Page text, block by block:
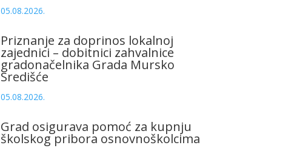
05.08.2026.
Priznanje za doprinos lokalnoj
zajednici – dobitnici zahvalnice
gradonačelnika Grada Mursko
Središće
05.08.2026.
Grad osigurava pomoć za kupnju
školskog pribora osnovnoškolcima